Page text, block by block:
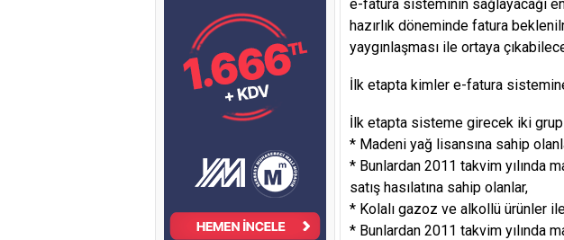
e-fatura sisteminin sağlayacağı
hazırlık döneminde fatura
yaygınlaşması ile ortaya
İlk etapta kimler e-fatura
İlk etapta sisteme girecek iki grup
* Madeni yağ lisansına sahip
* Bunlardan 2011 takvim yılında
satış hasılatına sahip olanlar,
* Kolalı gazoz ve alkollü ürünler
* Bunlardan 2011 takvim yılında